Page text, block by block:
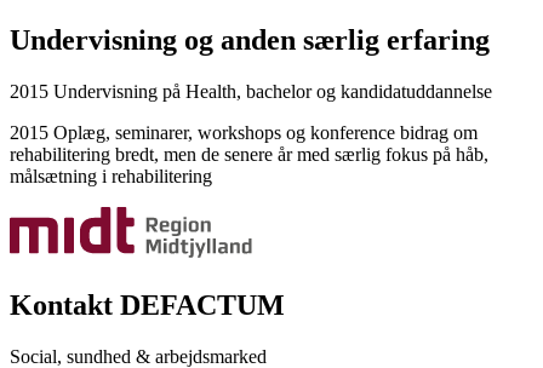
Undervisning og anden særlig erfaring
2015 Undervisning på Health, bachelor og kandidatuddannelse
2015 Oplæg, seminarer, workshops og konference bidrag om
rehabilitering bredt, men de senere år med særlig fokus på håb,
målsætning i rehabilitering
Kontakt DEFACTUM
Social, sundhed & arbejdsmarked